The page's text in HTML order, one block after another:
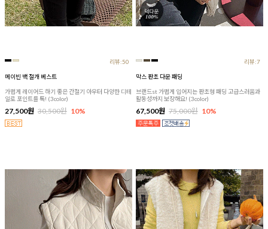
리뷰:50
메이빈 백 절개 베스트
가볍게 레이어드 하기 좋은 간절기 아우터 다양한 디테
일로 포인트를 톡! (3color)
27,500원 30,500원 10%
리뷰:7
막스 판초 다운 패딩
브랜드st 가볍게 입어지는 판초형 패딩 고급스러움과
활동성까지 보장해요! (3color)
67,500원 75,000원 10%